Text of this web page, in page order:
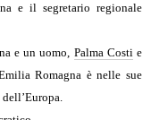
e il segretario regionale
e un uomo, Palma Costie
Romagna è nelle sue